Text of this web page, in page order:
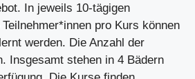
In jeweils 10-tägigen
pro Kurs können
werden. Die Anzahl der
Insgesamt stehen in 4 Bädern